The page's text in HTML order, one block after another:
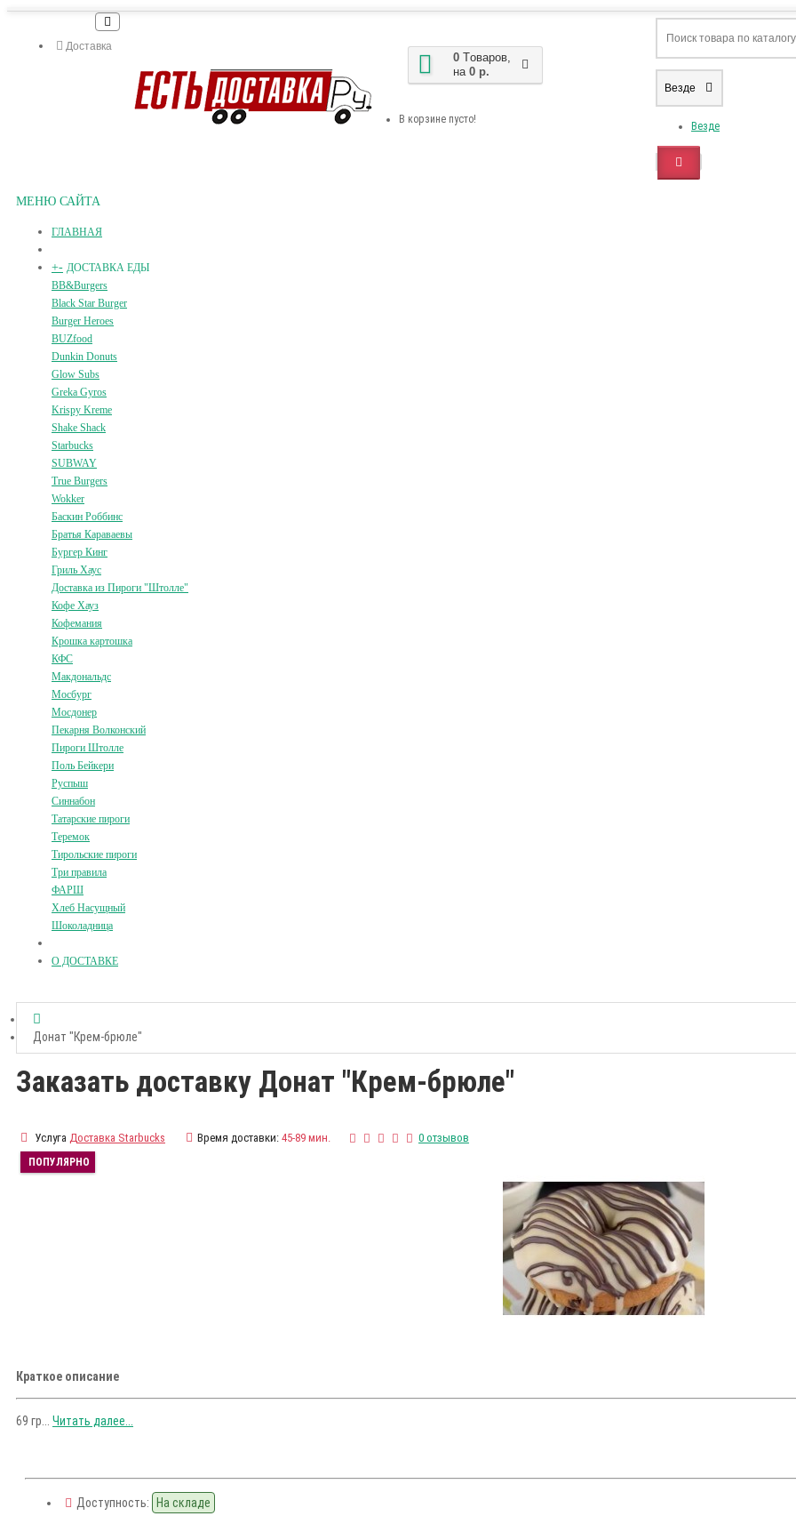
Доставка
0 Tоваров,
на 0 р.
В корзине пусто!
Везде
Везде
МЕНЮ САЙТА
ГЛАВНАЯ
+- ДОСТАВКА ЕДЫ
BB&Burgers
Black Star Burger
Burger Heroes
BUZfood
Dunkin Donuts
Glow Subs
Greka Gyros
Krispy Kreme
Shake Shack
Starbucks
SUBWAY
True Burgers
Wokker
Баскин Роббинс
Братья Караваевы
Бургер Кинг
Гриль Хаус
Доставка из Пироги "Штолле"
Кофе Хауз
Кофемания
Крошка картошка
КФС
Макдональдс
Мосбург
Мосдонер
Пекарня Волконский
Пироги Штолле
Поль Бейкери
Руспыш
Синнабон
Татарские пироги
Теремок
Тирольские пироги
Три правила
ФАРШ
Хлеб Насущный
Шоколадница
О ДОСТАВКЕ
Донат "Крем-брюле"
Заказать доставку Донат "Крем-брюле"
Услуга Доставка Starbucks Время доставки: 45-89 мин. 0 отзывов
ПОПУЛЯРНО
Краткое описание
69 гр... Читать далее...
Доступность: На складе